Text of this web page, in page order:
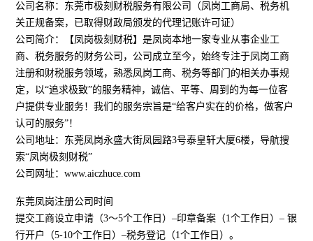
公司名称：东莞市极刻财税服务有限公司（凤岗工商局、税务机
关正规备案，已取得财政局颁发的代理记账许可证）
公司简介：【凤岗极刻财税】是凤岗本地一家专业从事企业工
商、税务服务的财务公司，公司成立至今，始终专注于凤岗工商
注册和财税服务领域，熟悉凤岗工商、税务等部门的相关办事规
定，以“追求极致”的服务精神，诚信、平等、周到的为每一位客
户提供专业服务！我们的服务宗旨是“给客户实在的价格，做客户
认可的服务”！
公司地址：东莞凤岗永盛大街凤园路3号泰皇轩大厦6楼，导航搜
索“凤岗极刻财税”
公司网址：www.aiczhuce.com
东莞凤岗注册公司时间
提交工商设立申请（3～5个工作日）–印章备案（1个工作日）– 银
行开户（5-10个工作日）–税务登记（1个工作日）。